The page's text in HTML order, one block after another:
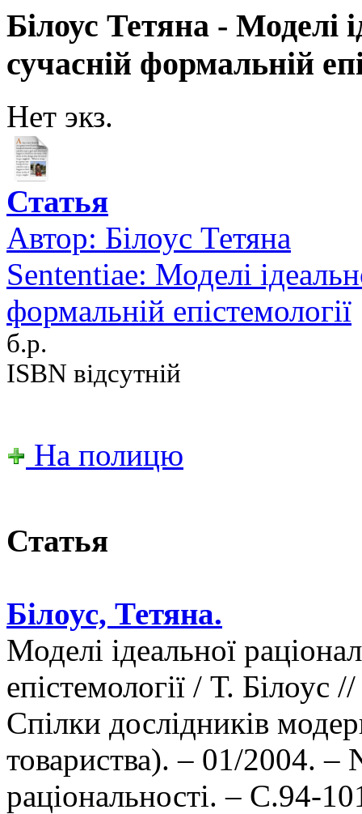
Білоус Тетяна - Моделі
сучасній формальній
Нет экз.
Статья
Автор: Білоус Тетяна
Sententiae: Моделі
формальній епістемології
б.р.
ISBN відсутній
На полицю
Статья
Білоус, Тетяна.
Моделі ідеальної
епістемології / Т. Білоус
Спілки дослідників
товариства). – 01/2004.
раціональності. – С.94-